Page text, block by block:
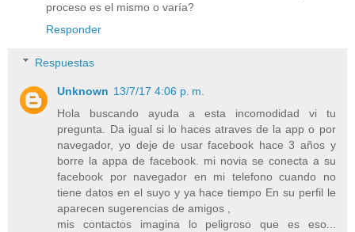
proceso es el mismo o varía?
Responder
Respuestas
Unknown 13/7/17 4:06 p. m.
Hola buscando ayuda a esta incomodidad vi tu
pregunta. Da igual si lo haces atraves de la app o por
navegador, yo deje de usar facebook hace 3 años y
borre la appa de facebook. mi novia se conecta a su
facebook por navegador en mi telefono cuando no
tiene datos en el suyo y ya hace tiempo En su perfil le
aparecen sugerencias de amigos ,
mis contactos imagina lo peligroso que es eso...